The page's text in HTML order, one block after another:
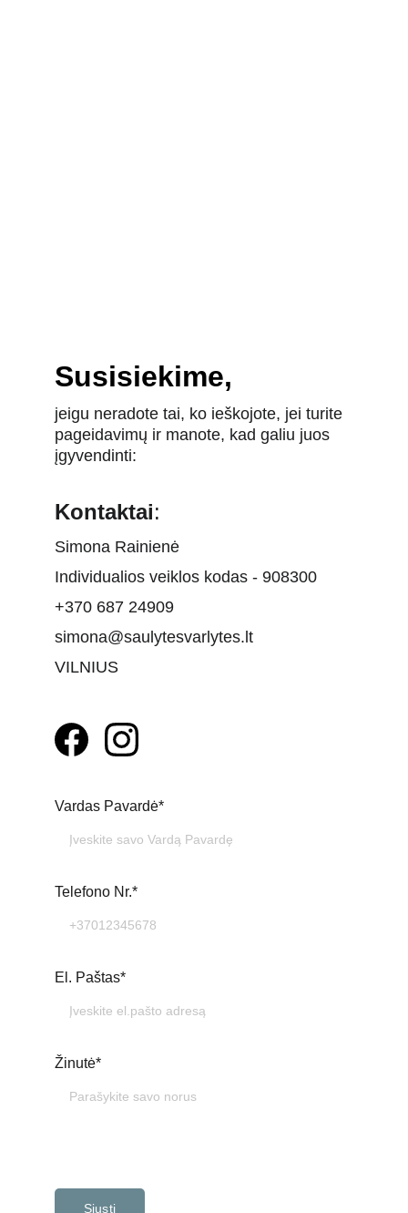
Susisiekime,
jeigu neradote tai, ko ieškojote, jei turite
pageidavimų ir manote, kad galiu juos
įgyvendinti:
Kontaktai:
Simona Rainienė
Individualios veiklos kodas - 908300
+370 687 24909
simona@saulytesvarlytes.lt
VILNIUS
Vardas Pavardė*
Telefono Nr.*
El. Paštas*
Žinutė*
Siųsti